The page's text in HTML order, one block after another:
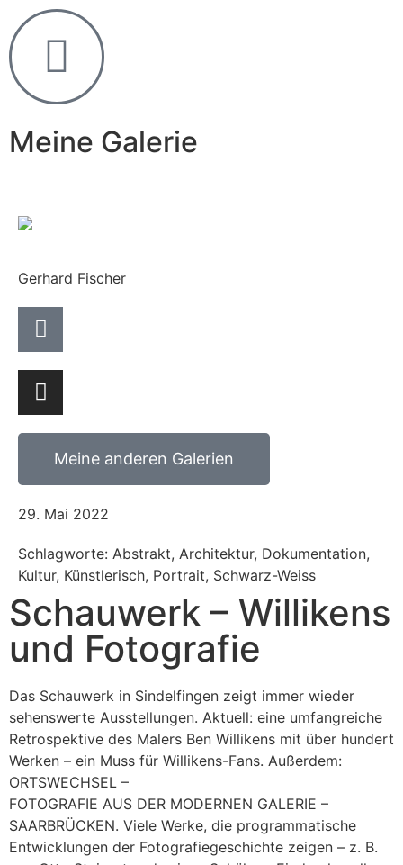
Meine Galerie
Gerhard Fischer
Meine anderen Galerien
29. Mai 2022
Schlagworte: Abstrakt, Architektur, Dokumentation,
Kultur, Künstlerisch, Portrait, Schwarz-Weiss
Schauwerk – Willikens
und Fotografie
Das Schauwerk in Sindelfingen zeigt immer wieder
sehenswerte Ausstellungen. Aktuell: eine umfangreiche
Retrospektive des Malers Ben Willikens mit über hundert
Werken – ein Muss für Willikens-Fans. Außerdem:
ORTSWECHSEL –
FOTOGRAFIE AUS DER MODERNEN GALERIE –
SAARBRÜCKEN. Viele Werke, die programmatische
Entwicklungen der Fotografiegeschichte zeigen – z. B.